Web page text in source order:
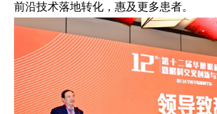
前沿技术落地转化，惠及更多患者。